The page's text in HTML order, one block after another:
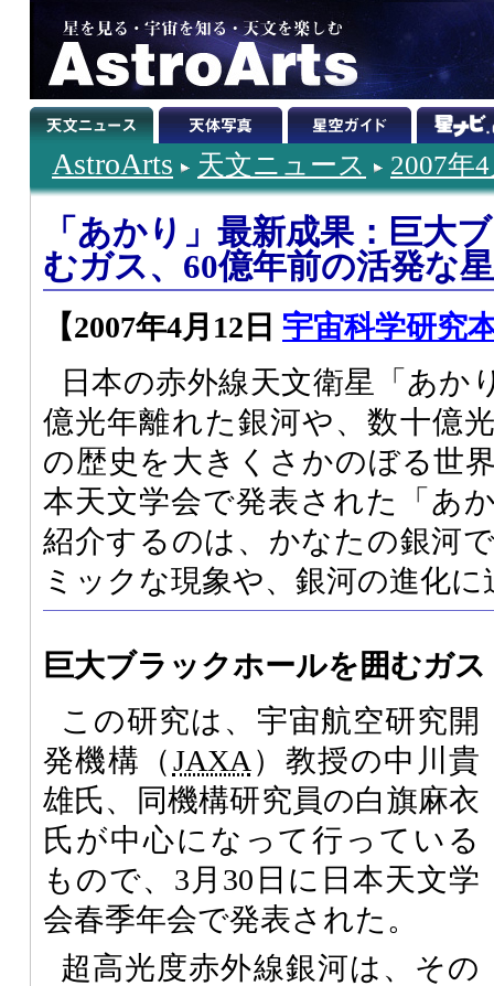
AstroArts 天文ニュース 2007年
「あかり」最新成果：巨大
むガス、60億年前の活発な
【2007年4月12日 宇宙科学研究
日本の赤外線天文衛星「あか
億光年離れた銀河や、数十億
の歴史を大きくさかのぼる世
本天文学会で発表された「あ
紹介するのは、かなたの銀河
ミックな現象や、銀河の進化
巨大ブラックホールを囲むガス
この研究は、宇宙航空研究開
発機構（JAXA ）教授の中川貴
雄氏、同機構研究員の白旗麻衣
氏が中心になって行っている
もので、3月30日に日本天文学
会春季年会で発表された。
超高光度赤外線銀河は、その